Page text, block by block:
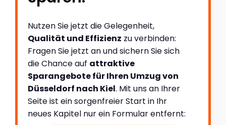
Nutzen Sie jetzt die Gelegenheit,
Qualität und Effizienz zu verbinden:
Fragen Sie jetzt an und sichern Sie sich
die Chance auf attraktive
Sparangebote für Ihren Umzug von
Düsseldorf nach Kiel. Mit uns an Ihrer
Seite ist ein sorgenfreier Start in Ihr
neues Kapitel nur ein Formular entfernt: